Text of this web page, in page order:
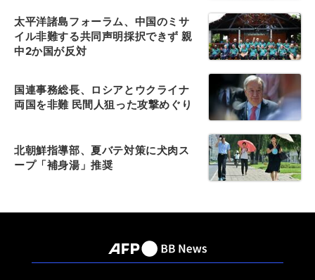
太平洋諸島フォーラム、中国のミサ
イル非難する共同声明採択できず 親
中2か国が反対
国連事務総長、ロシアとウクライナ
両国を非難 民間人狙った攻撃めぐり
北朝鮮指導部、夏バテ対策に犬肉ス
ープ「補身湯」推奨